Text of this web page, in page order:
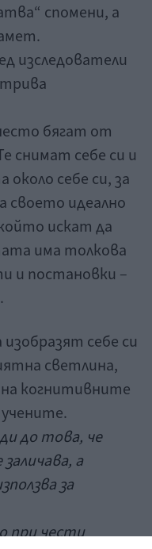
спомени, а
изследователи
бягат от
снимат себе си и
себе си, за
своето идеално
искат да
има толкова
и постановки –
себе си
светлина,
когнитивните
до това, че
а
за
при чести